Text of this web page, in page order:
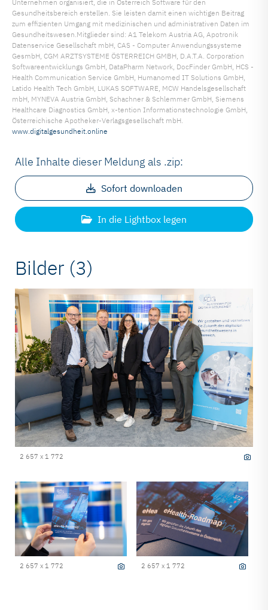
Unternehmen organisiert, die in Österreich Software für den
Gesundheitsbereich erstellen. Sie leisten damit einen wichtigen Beitrag
zum effizienten Umgang mit medizinischen und administrativen Daten im
Gesundheitswesen.Mitglieder sind: A1 Telekom Austria AG, Apotronik
Datenservice Gesellschaft mbH, CAS - Computer Anwendungssysteme
GesmbH, CGM ARZTSYSTEME ÖSTERREICH GMBH, D.A.T.A. Corporation
Softwareentwicklungs GmbH, DataPharm Network, DocFinder GmbH, HCS -
Health Communication Service GmbH, Humanomed IT Solutions GmbH,
Latido Health Tech GmbH, LUKAS SOFTWARE, MCW Handelsgesellschaft
mbH, MYNEVA Austria GmbH, Schachner & Schlemmer GmbH, Siemens
Healthcare Diagnostics GmbH, x-tention Informationstechnologie GmbH,
Österreichische Apotheker-Verlagsgesellschaft mbH.
www.digitalgesundheit.online
Alle Inhalte dieser Meldung als .zip:
Sofort downloaden
In die Lightbox legen
Bilder (3)
2 657 x 1 772
2 657 x 1 772 2 657 x 1 772